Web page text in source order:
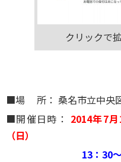
クリックで
■場 所： 桑名市立中央
■開催日時： 2014年7
（日）
13：30